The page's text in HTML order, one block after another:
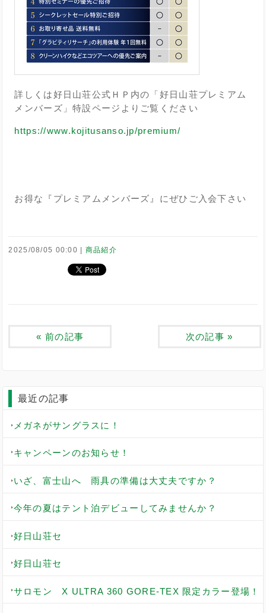
詳しくは好日山荘公式ＨＰ内の「好日山荘プレミアム
メンバーズ」特設ページよりご覧ください
https://www.kojitusanso.jp/premium/
お得な『プレミアムメンバーズ』にぜひご入会下さい
2025/08/05 00:00 商品紹介
« 前の記事 次の記事 »
最近の記事
メガネがサングラスに！
キャンペーンのお知らせ！
いざ、富士山へ 雨具の準備は大丈夫ですか？
今年の夏はテント泊デビューしてみませんか？
好日山荘セ
好日山荘セ
サロモン X ULTRA 360 GORE-TEX 限定カラー登場！